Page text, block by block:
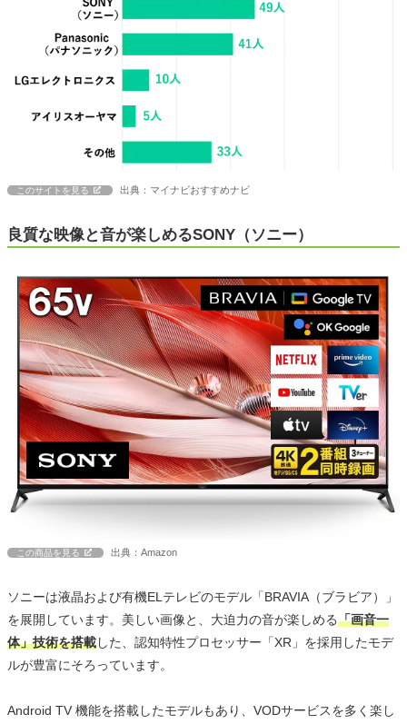
このサイトを見る 出典：マイナビおすすめナビ
良質な映像と音が楽しめるSONY（ソニー）
この商品を見る 出典：Amazon
ソニーは液晶および有機ELテレビのモデル「BRAVIA（ブラビア）」
を展開しています。美しい画像と、大迫力の音が楽しめる「画音一
体」技術を搭載した、認知特性プロセッサー「XR」を採用したモデ
ルが豊富にそろっています。
Android TV 機能を搭載したモデルもあり、VODサービスを多く楽し